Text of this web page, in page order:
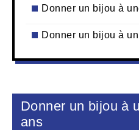
Donner un bijou à
Donner un bijou à
Donner un bijou à
ans